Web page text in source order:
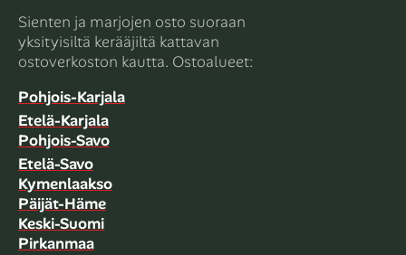
Sienten ja marjojen osto suoraan
yksityisiltä kerääjiltä kattavan
ostoverkoston kautta. Ostoalueet:
Pohjois-Karjala
Etelä-Karjala
Pohjois-Savo
Etelä-Savo
Kymenlaakso
Päijät-Häme
Keski-Suomi
Pirkanmaa